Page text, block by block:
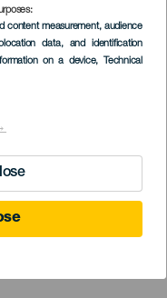
content measurement, audience
data, and identification
on a device, Technical